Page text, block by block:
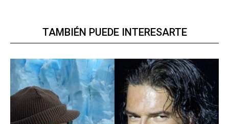
TAMBIÉN PUEDE INTERESARTE